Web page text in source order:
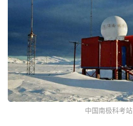
中国南极科考站